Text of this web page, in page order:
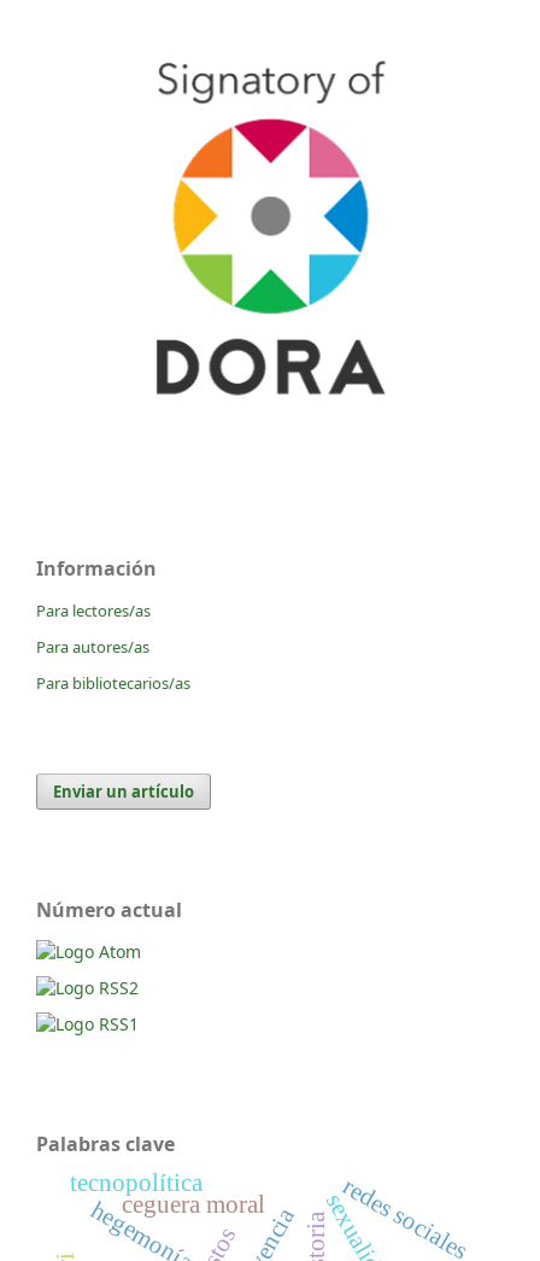
Información
Para lectores/as
Para autores/as
Para bibliotecarios/as
Enviar un artículo
Número actual
Palabras clave
hegemonía redes sociales
ceguera moral
tecnopolítica